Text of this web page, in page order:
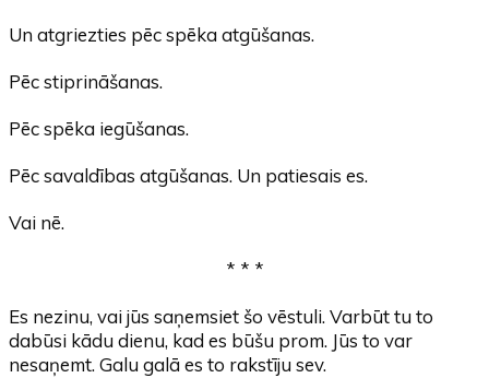
Un atgriezties pēc spēka atgūšanas.
Pēc stiprināšanas.
Pēc spēka iegūšanas.
Pēc savaldības atgūšanas. Un patiesais es.
Vai nē.
* * *
Es nezinu, vai jūs saņemsiet šo vēstuli. Varbūt tu to
dabūsi kādu dienu, kad es būšu prom. Jūs to var
nesaņemt. Galu galā es to rakstīju sev.